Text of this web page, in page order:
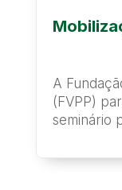
A
(FVPP)
seminário